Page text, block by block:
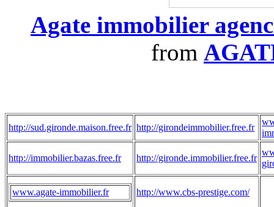
Agate immobilier
from
http://sud.gironde.maison.free.fr http://girondeimmobilier.free.fr
http://immobilier.bazas.free.fr http://gironde.immobilier.free.fr
www.agate-immobilier.fr http://www.cbs-prestige.com/